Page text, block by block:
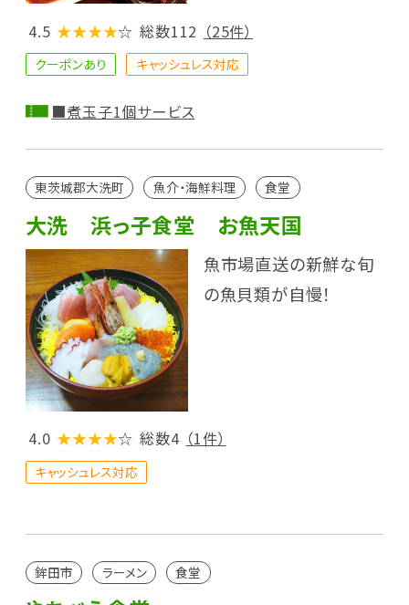
4.5 ★★★★☆ 総数112 （25件）
クーポンあり キャッシュレス対応
■煮玉子1個サービス
東茨城郡大洗町 魚介・海鮮料理 食堂
大洗 浜っ子食堂 お魚天国
魚市場直送の新鮮な旬
の魚貝類が自慢！
4.0 ★★★★☆ 総数4 （1件）
キャッシュレス対応
鉾田市 ラーメン 食堂